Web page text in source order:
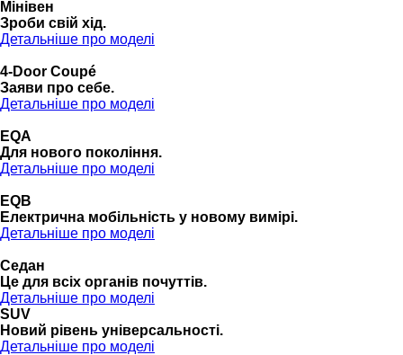
Мінівен
Зроби свій хід.
Детальніше про моделі
4-Door Coupé
Заяви про себе.
Детальніше про моделі
EQA
Для нового покоління.
Детальніше про моделі
EQB
Електрична мобільність у новому вимірі.
Детальніше про моделі
Седан
Це для всіх органів почуттів.
Детальніше про моделі
SUV
Новий рівень універсальності.
Детальніше про моделі